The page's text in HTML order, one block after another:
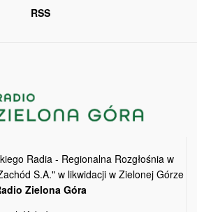
RSS
Radia - Regionalna Rozgłośnia w
S.A." w likwidacji w Zielonej Górze
Zielona Góra